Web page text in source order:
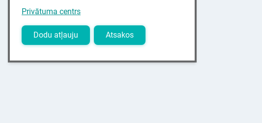
Privātuma centrs
Dodu atļauju Atsakos